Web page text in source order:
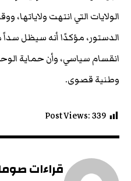
الولايات التي انتهت ولاياتها،
الدستور، مؤكدًا أنه سيظل سداً
انقسام سياسي، وأن حماية
وطنية قصوى.
Post Views:339
قراءات